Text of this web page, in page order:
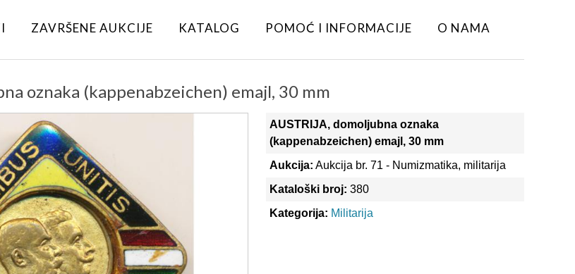
ZAVRŠENE AUKCIJE KATALOG POMOĆ I INFORMACIJE
O NAMA
oznaka (kappenabzeichen) emajl, 30 mm
AUSTRIJA, domoljubna oznaka
(kappenabzeichen) emajl, 30 mm
Aukcija: Aukcija br. 71 - Numizmatika, militarija
Kataloški broj: 380
Kategorija: Militarija